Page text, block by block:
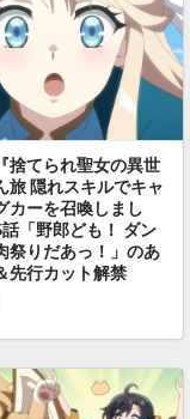
捨てられ聖女の異世
旅 隠れスキルでキャ
カーを召喚しまし
「野郎ども！ ダン
祭りだあっ！」のあ
先行カット解禁